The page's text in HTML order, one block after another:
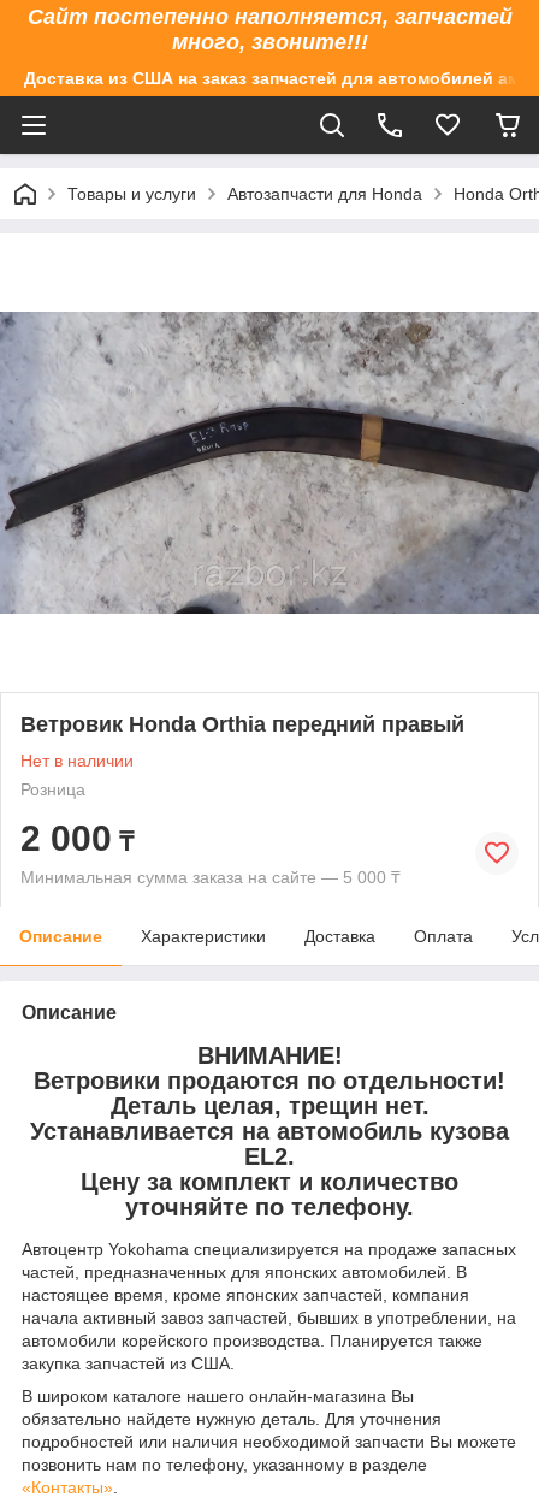
Сайт постепенно наполняется, запчастей
много, звоните!!!
Доставка из США на заказ запчастей для автомобилей
Товары и услуги Автозапчасти для Honda Honda
Ветровик Honda Orthia передний правый
Нет в наличии
Розница
2 000 ₸
Минимальная сумма заказа на сайте — 5 000 ₸
Описание Характеристики Доставка Оплата
Описание
ВНИМАНИЕ!
Ветровики продаются по отдельности!
Деталь целая, трещин нет.
Устанавливается на автомобиль кузова
EL2.
Цену за комплект и количество
уточняйте по телефону.
Автоцентр Yokohama специализируется на продаже запасных
частей, предназначенных для японских автомобилей. В
настоящее время, кроме японских запчастей, компания
начала активный завоз запчастей, бывших в употреблении, на
автомобили корейского производства. Планируется также
закупка запчастей из США.
В широком каталоге нашего онлайн-магазина Вы
обязательно найдете нужную деталь. Для уточнения
подробностей или наличия необходимой запчасти Вы можете
позвонить нам по телефону, указанному в разделе
«Контакты».